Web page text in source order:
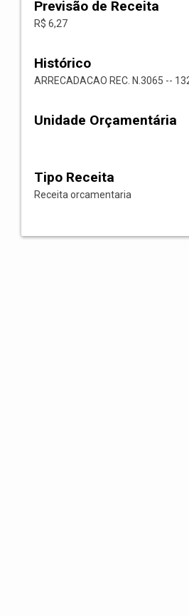
Previsão de Receita
R$ 6,27
Histórico
ARRECADACAO REC. N.3065 --
Unidade Orçamentária
Tipo Receita
Receita orcamentaria